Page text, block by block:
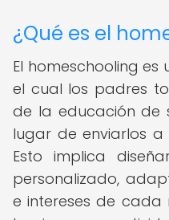
¿Qué es el
El homeschooling
el cual los padres
de la educación de
lugar de enviarlos a
Esto implica
personalizado,
e intereses de cada